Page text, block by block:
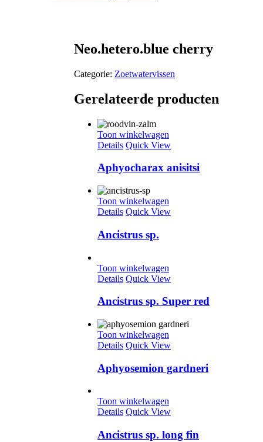
Neo.hetero.blue cherry
Categorie: Zoetwatervissen
Gerelateerde producten
Toon winkelwagen
Details Quick View
Aphyocharax anisitsi
Toon winkelwagen
Details Quick View
Ancistrus sp.
Toon winkelwagen
Details Quick View
Ancistrus sp. Super red
Toon winkelwagen
Details Quick View
Aphyosemion gardneri
Toon winkelwagen
Details Quick View
Ancistrus sp. long fin